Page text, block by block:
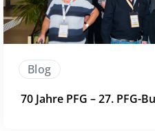
Blog
70 Jahre PFG – 27. PFG-